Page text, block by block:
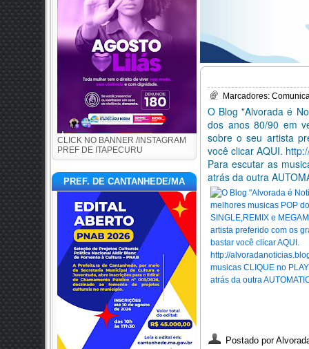
CLICK NO BANNER /INSTAGRAM
PREF DE ITAPECURU
PREF. DE CANTANHEDE/MA
Marcadores:
O Blog "Alvorada é
dos anos 80/90 em
sobre o seu artista
você clicar AQUI.
Para escutar as
atrás da outra
Postado por